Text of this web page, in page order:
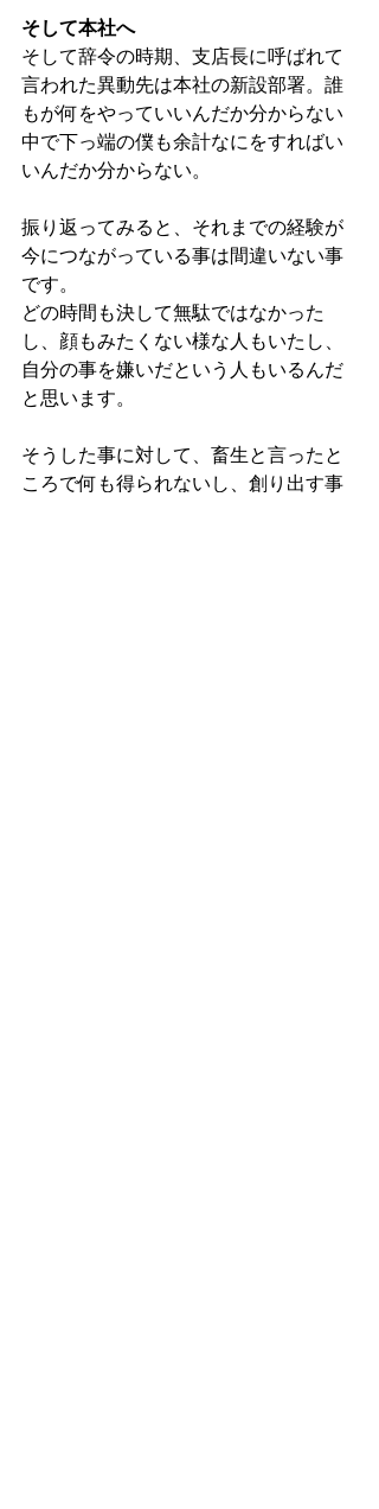
そして本社へ
そして辞令の時期、支店長に呼ばれて
言われた異動先は本社の新設部署。誰
もが何をやっていいんだか分からない
中で下っ端の僕も余計なにをすればい
いんだか分からない。
振り返ってみると、それまでの経験が
今につながっている事は間違いない事
です。
どの時間も決して無駄ではなかった
し、顔もみたくない様な人もいたし、
自分の事を嫌いだという人もいるんだ
と思います。
そうした事に対して、畜生と言ったと
ころで何も得られないし、創り出す事